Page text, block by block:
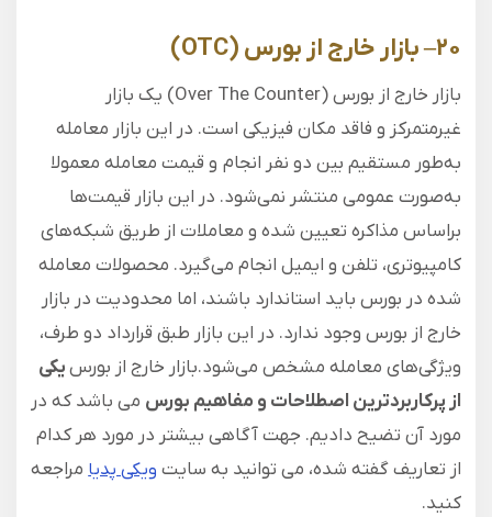
۲۰–بازار خارج از بورس (OTC)
بازار خارج از بورس (Over The Counter) یک بازار
غیرمتمرکز و فاقد مکان فیزیکی است. در این بازار معامله
به‌طور مستقیم بین دو نفر انجام و قیمت معامله معمولا
به‌صورت عمومی منتشر نمی‌شود. در این بازار قیمت‌ها
براساس مذاکره تعیین شده و معاملات از طریق شبکه‌های
کامپیوتری، تلفن و ایمیل انجام می‌گیرد. محصولات معامله‌
شده در بورس باید استاندارد باشند، اما محدودیت در بازار
خارج از بورس وجود ندارد. در این بازار طبق قرارداد دو طرف،
ویژگی‌های معامله مشخص می‌شود.بازار خارج از بورسیکی
از پرکاربردترین اصطلاحات و مفاهیم بورس می باشد که در
مورد آن تضیح دادیم. جهت آگاهی بیشتر در مورد هر کدام
از تعاریف گفته شده، می توانید به سایت ویکی پدیامراجعه
کنید.